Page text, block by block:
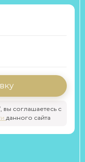
вы соглашаетесь с
данного сайта